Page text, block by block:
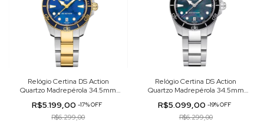
Relógio Certina DS Action
Quartzo Madrepérola 34.5mm
R$5.199,00-17%OFF
R$6.299,00
Relógio Certina DS Action
Quartzo Madrepérola 34.5mm
R$5.099,00-19%OFF
R$6.299,00